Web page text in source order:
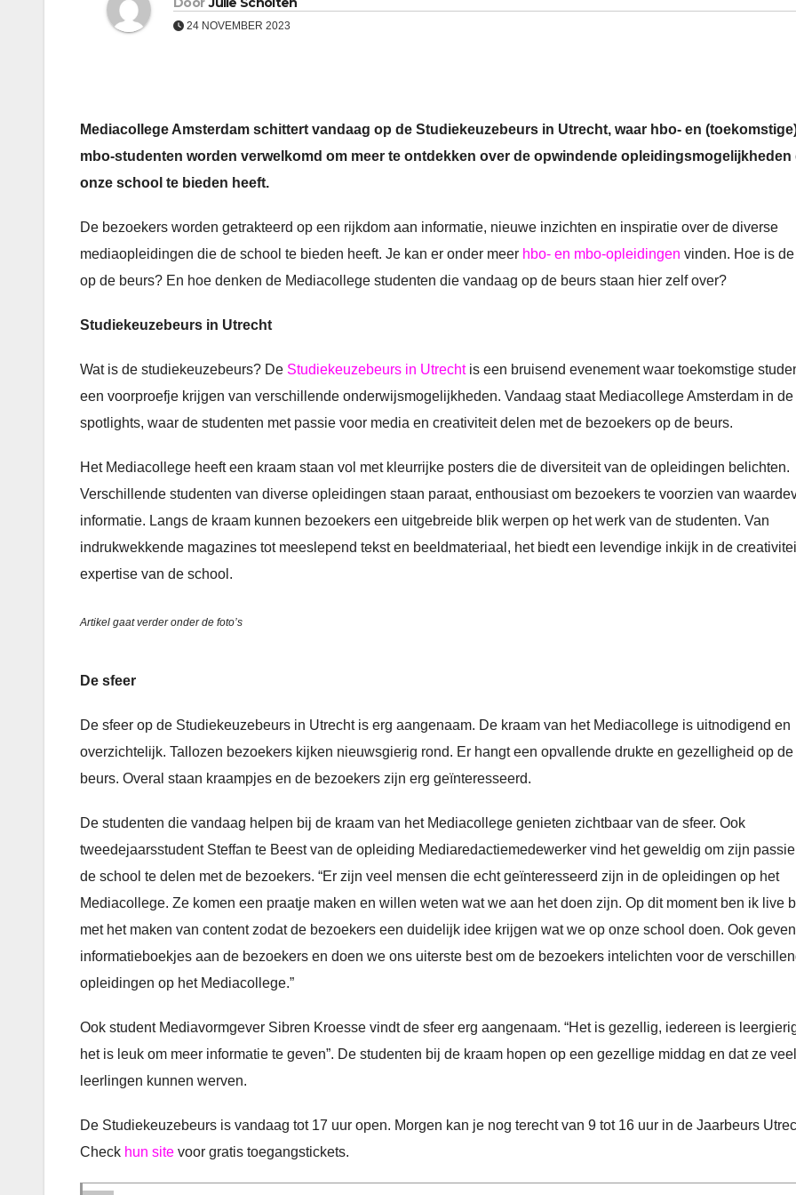
24 NOVEMBER 2023
Mediacollege Amsterdam schittert vandaag op de Studiekeuzebeurs in Utrecht, waar hbo- en
mbo-studenten worden verwelkomd om meer te ontdekken over de opwindende opleidingsmogelijkheden
onze school te bieden heeft.
De bezoekers worden getrakteerd op een rijkdom aan informatie, nieuwe inzichten en inspiratie over de diverse
mediaopleidingen die de school te bieden heeft. Je kan er onder meer hbo- en mbo-opleidingen vinden. Hoe is
op de beurs? En hoe denken de Mediacollege studenten die vandaag op de beurs staan hier zelf over?
Studiekeuzebeurs in Utrecht
Wat is de studiekeuzebeurs? De Studiekeuzebeurs in Utrechtis een bruisend evenement waar toekomstige
een voorproefje krijgen van verschillende onderwijsmogelijkheden. Vandaag staat Mediacollege Amsterdam in de
spotlights, waar de studenten met passie voor media en creativiteit delen met de bezoekers op de beurs.
Het Mediacollege heeft een kraam staan vol met kleurrijke posters die de diversiteit van de opleidingen belichten.
Verschillende studenten van diverse opleidingen staan paraat, enthousiast om bezoekers te voorzien van
informatie. Langs de kraam kunnen bezoekers een uitgebreide blik werpen op het werk van de studenten. Van
indrukwekkende magazines tot meeslepend tekst en beeldmateriaal, het biedt een levendige inkijk in de
expertise van de school.
Artikel gaat verder onder de foto’s
De sfeer
De sfeer op de Studiekeuzebeurs in Utrecht is erg aangenaam. De kraam van het Mediacollege is uitnodigend en
overzichtelijk. Tallozen bezoekers kijken nieuwsgierig rond. Er hangt een opvallende drukte en gezelligheid op de
beurs. Overal staan kraampjes en de bezoekers zijn erg geïnteresseerd.
De studenten die vandaag helpen bij de kraam van het Mediacollege genieten zichtbaar van de sfeer. Ook
tweedejaarsstudent Steffan te Beest van de opleiding Mediaredactiemedewerker vind het geweldig om zijn
de school te delen met de bezoekers. “Er zijn veel mensen die echt geïnteresseerd zijn in de opleidingen op het
Mediacollege. Ze komen een praatje maken en willen weten wat we aan het doen zijn. Op dit moment ben ik live
met het maken van content zodat de bezoekers een duidelijk idee krijgen wat we op onze school doen. Ook
informatieboekjes aan de bezoekers en doen we ons uiterste best om de bezoekers intelichten voor de
opleidingen op het Mediacollege.”
Ook student Mediavormgever Sibren Kroesse vindt de sfeer erg aangenaam. “Het is gezellig, iedereen is
het is leuk om meer informatie te geven”. De studenten bij de kraam hopen op een gezellige middag en dat ze veel
leerlingen kunnen werven.
De Studiekeuzebeurs is vandaag tot 17 uur open. Morgen kan je nog terecht van 9 tot 16 uur in de Jaarbeurs
Check hun site voor gratis toegangstickets.